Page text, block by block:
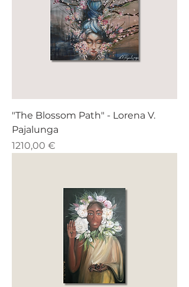
"The Blossom Path" - Lorena V.
Pajalunga
Prezzo
1210,00 €